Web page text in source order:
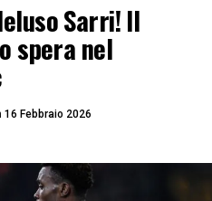
Sarri! Il
spera nel
16 Febbraio 2026